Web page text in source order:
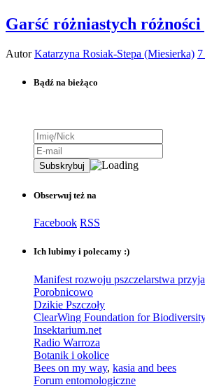
Garść różniastych różności
Autor Katarzyna Rosiak-Stepa (Miesierka)
Bądź na bieżąco
Obserwuj też na
Facebook RSS
Ich lubimy i polecamy :)
Manifest rozwoju pszczelarstwa
Porobnicowo
Dzikie Pszczoły
ClearWing Foundation for
Insektarium.net
Radio Warroza
Botanik i okolice
Bees on my way, kasia and bees
Forum entomologiczne